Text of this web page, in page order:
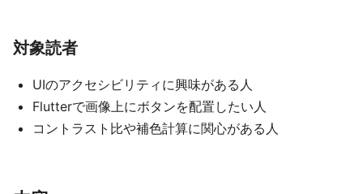
対象読者
UIのアクセシビリティに興味がある人
Flutterで画像上にボタンを配置したい人
コントラスト比や補色計算に関心がある人